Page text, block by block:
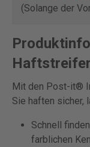
(Solange der
Mit den Post-it®
Sie haften sicher,
Schnell
farblichen